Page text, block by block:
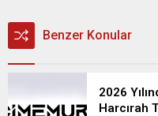
Benzer Konular
2026
Harcırah